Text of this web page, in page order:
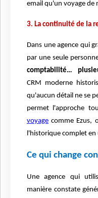
email qu'un voyage de
3. La continuité de la
Dans une agence qui
par une seule
comptabilité…
CRM moderne
qu'aucun détail ne se
permet l'approche
voyage comme Ezus,
l'historique complet en
Ce qui change
Une agence qui
manière constate